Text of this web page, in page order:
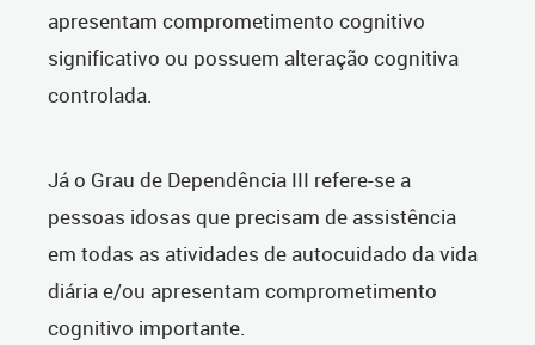
apresentam comprometimento cognitivo
significativo ou possuem alteração cognitiva
controlada.
Já o Grau de Dependência III refere-se a
pessoas idosas que precisam de assistência
em todas as atividades de autocuidado da vida
diária e/ou apresentam comprometimento
cognitivo importante.